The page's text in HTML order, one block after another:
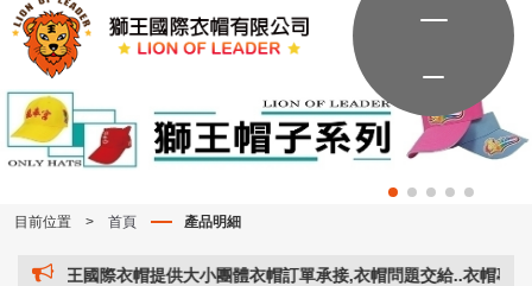
目前位置 > 首頁 產品明細
獅王國際衣帽提供大小團體衣帽訂單承接,衣帽問題交給..衣帽專家..